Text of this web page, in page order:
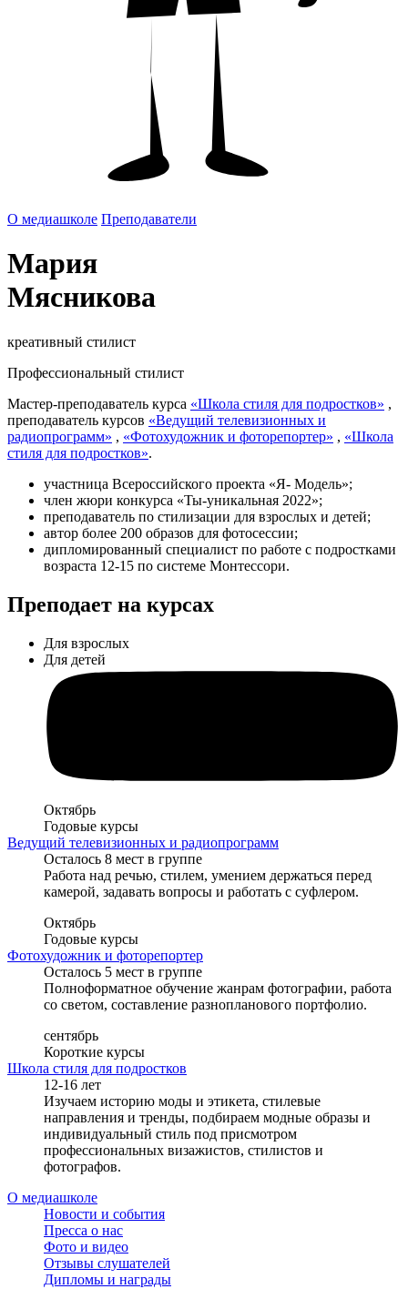
О медиашколе Преподаватели
Мария
Мясникова
креативный стилист
Профессиональный стилист
Мастер-преподаватель курса «Школа стиля для подростков» ,
преподаватель курсов «Ведущий телевизионных и
радиопрограмм» , «Фотохудожник и фоторепортер» , «Школа
стиля для подростков».
участница Всероссийского проекта «Я- Модель»;
член жюри конкурса «Ты-уникальная 2022»;
преподаватель по стилизации для взрослых и детей;
автор более 200 образов для фотосессии;
дипломированный специалист по работе с подростками
возраста 12-15 по системе Монтессори.
Преподает на курсах
Для взрослых
Для детей
Октябрь
Годовые курсы
Ведущий телевизионных и радиопрограмм
Осталось 8 мест в группе
Работа над речью, стилем, умением держаться перед
камерой, задавать вопросы и работать с суфлером.
Октябрь
Годовые курсы
Фотохудожник и фоторепортер
Осталось 5 мест в группе
Полноформатное обучение жанрам фотографии, работа
со светом, составление разнопланового портфолио.
сентябрь
Короткие курсы
Школа стиля для подростков
12-16 лет
Изучаем историю моды и этикета, стилевые
направления и тренды, подбираем модные образы и
индивидуальный стиль под присмотром
профессиональных визажистов, стилистов и
фотографов.
О медиашколе
Новости и события
Пресса о нас
Фото и видео
Отзывы слушателей
Дипломы и награды